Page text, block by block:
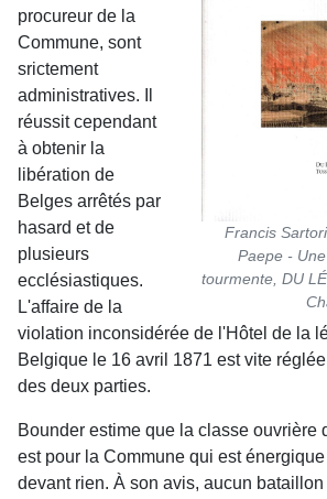
Francis
Paepe -
tourmente, DU
procureur de la
Commune, sont
srictement
administratives. Il
réussit cependant
à obtenir la
libération de
Belges arrêtés par
hasard et de
plusieurs
ecclésiastiques.
L'affaire de la
violation inconsidérée de l'Hôtel de la
Belgique le 16 avril 1871 est vite
des deux parties.
Bounder estime que la classe ouvrière
est pour la Commune qui est
devant rien. À son avis, aucun